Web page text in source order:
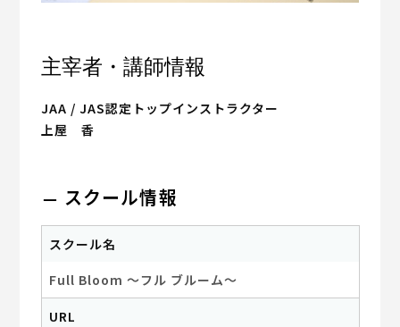
主宰者・講師情報
JAA / JAS認定トップインストラクター
上屋 香
スクール情報
スクール名
Full Bloom ～フル ブルーム～
URL